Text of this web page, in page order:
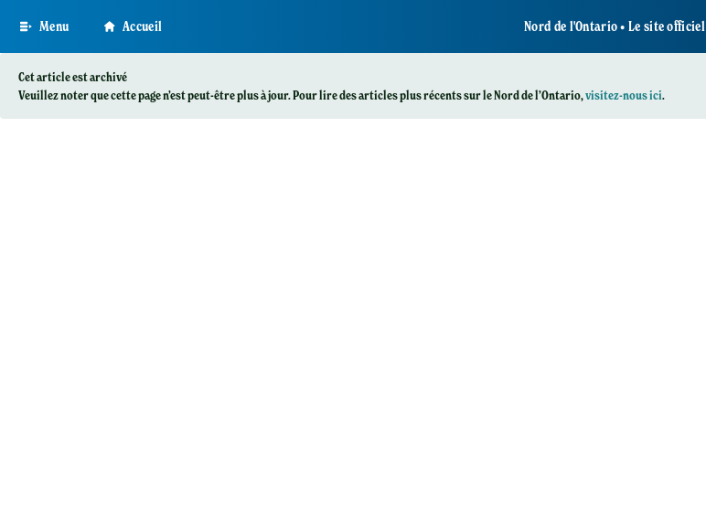
main
content
Menu Accueil Nord de l'Ontario • Le site officiel
Cet article est archivé
Veuillez noter que cette page n’est peut-être plus à jour. Pour lire des articles plus récents sur le Nord de l’Ontario,visitez-nous ici.